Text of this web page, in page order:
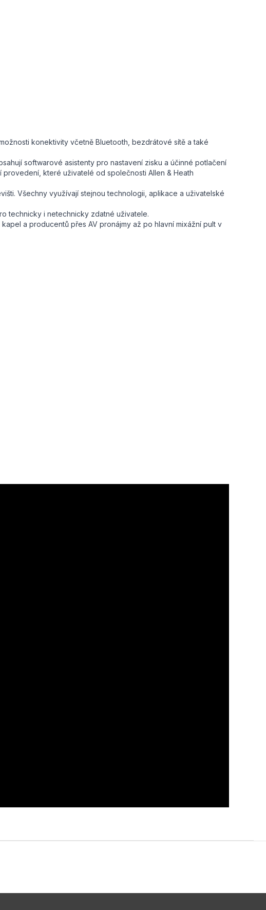
konektivity včetně Bluetooth, bezdrátové sítě a také
softwarové asistenty pro nastavení zisku a účinné potlačení
které uživatelé od společnosti Allen & Heath
Všechny využívají stejnou technologii, aplikace a uživatelské
technicky i netechnicky zdatné uživatele.
a producentů přes AV pronájmy až po hlavní mixážní pult v